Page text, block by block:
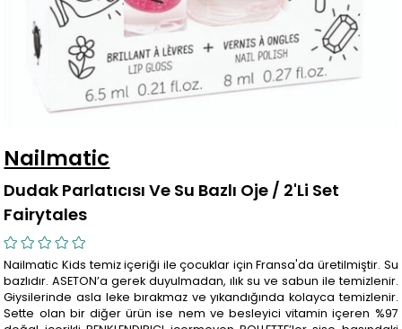
Nailmatic
Dudak Parlatıcısı Ve Su Bazlı Oje / 2'Li Set
Fairytales
Nailmatic Kids temiz içeriği ile çocuklar için Fransa'da üretilmiştir. Su
bazlıdır. ASETON’a gerek duyulmadan, ılık su ve sabun ile temizlenir.
Giysilerinde asla leke bırakmaz ve yıkandığında kolayca temizlenir.
Sette olan bir diğer ürün ise nem ve besleyici vitamin içeren %97